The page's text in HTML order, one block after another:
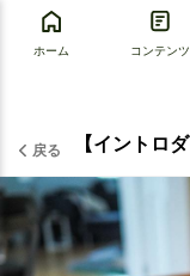
ホーム コンテンツ
戻る